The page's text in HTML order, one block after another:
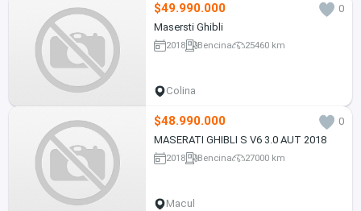
$49.990.000
0
Masersti Ghibli
2018 Bencina 25460 km
Colina
$48.990.000
0
MASERATI GHIBLI S V6 3.0 AUT 2018
2018 Bencina 27000 km
Macul